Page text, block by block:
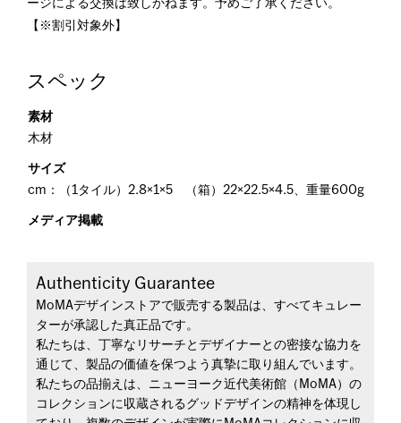
ージによる交換は致しかねます。予めご了承ください。
【※割引対象外】
スペック
素材
木材
サイズ
cm：（1タイル）2.8×1×5 （箱）22×22.5×4.5、重量600g
メディア掲載
Authenticity Guarantee
MoMAデザインストアで販売する製品は、すべてキュレー
ターが承認した真正品です。
私たちは、丁寧なリサーチとデザイナーとの密接な協力を
通じて、製品の価値を保つよう真摯に取り組んでいます。
私たちの品揃えは、ニューヨーク近代美術館（MoMA）の
コレクションに収蔵されるグッドデザインの精神を体現し